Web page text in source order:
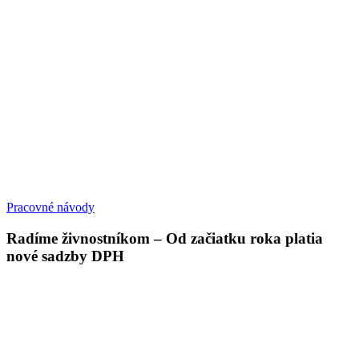
Pracovné návody
Radíme živnostníkom – Od začiatku roka platia
nové sadzby DPH